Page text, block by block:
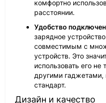
комфортно
расстоянии.
Удобство
зарядное
совместимым с
устройств. Это
использовать его
другими
стандарт.
Дизайн и качество